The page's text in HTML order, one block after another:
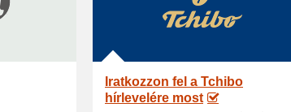
Iratkozzon fel a Tchibo
hírlevelére most